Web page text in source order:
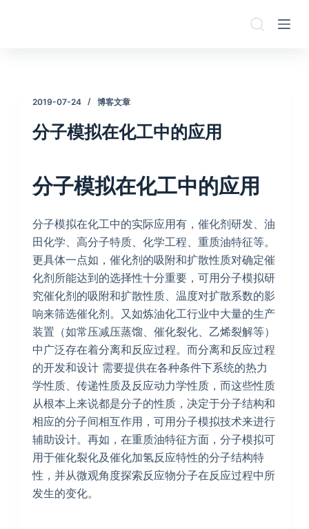
2019-07-24 博客文章
分子模拟在化工中的应用
分子模拟在化工中的应用
分子模拟在化工中的实际应用有，催化剂研发、油
田化学、高分子特质、化学工程、重质油特征等。
更具体一点如，催化剂的吸附和扩散性质对确定催
化剂所能达到的选择性十分重要，可用分子模拟研
究催化剂的吸附和扩散性质、温度对扩散系数的影
响来筛选催化剂。又如炼油化工行业中大量的生产
装置（如常压减压蒸馏、催化裂化、乙烯裂解等）
中广泛存在着分离和反应过程。而分离和反应过程
的开发和设计 需要提供在各种条件下系统的热力
学性质、传递性质及反应动力学性质，而这些性质
从根本上来说都是分子的性质，决定于分子结构和
相应的分子间相互作用，可用分子模拟技术来进行
辅助设计。再如，在重质油特征方面，分子模拟可
用于催化裂化及催化加氢反应特性的分子结构特
性，并从微观角度探索反应物分子在反应过程中所
发生的变化。